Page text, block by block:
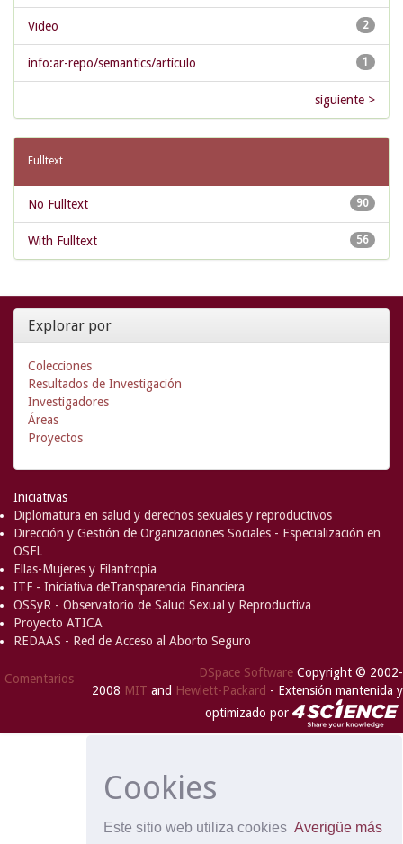
Cookies
Este sitio web utiliza cookies Averigüe más
2
Video
1
info:ar-repo/semantics/artículo
siguiente >
Fulltext
90
No Fulltext
56
With Fulltext
Explorar por
Colecciones
Resultados de Investigación
Investigadores
Áreas
Proyectos
Iniciativas
Diplomatura en salud y derechos sexuales y reproductivos
Dirección y Gestión de Organizaciones Sociales - Especialización en
OSFL
Ellas-Mujeres y Filantropía
ITF - Iniciativa deTransparencia Financiera
OSSyR - Observatorio de Salud Sexual y Reproductiva
Proyecto ATICA
REDAAS - Red de Acceso al Aborto Seguro
Comentarios DSpace Software Copyright © 2002-
2008 MIT and Hewlett-Packard - Extensión mantenida y
optimizado por